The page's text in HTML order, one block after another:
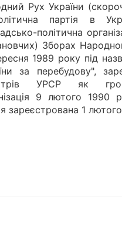
Рух України
партія в
політична
Зборах
1989 року під
за перебудову",
УРСР як
9 лютого 1990
зареєстрована 1